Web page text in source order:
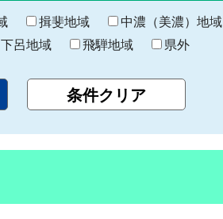
揖斐地域 中濃（美濃）地域
下呂地域 飛騨地域 県外